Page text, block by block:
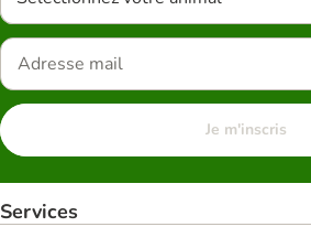
Je m'inscris
Services